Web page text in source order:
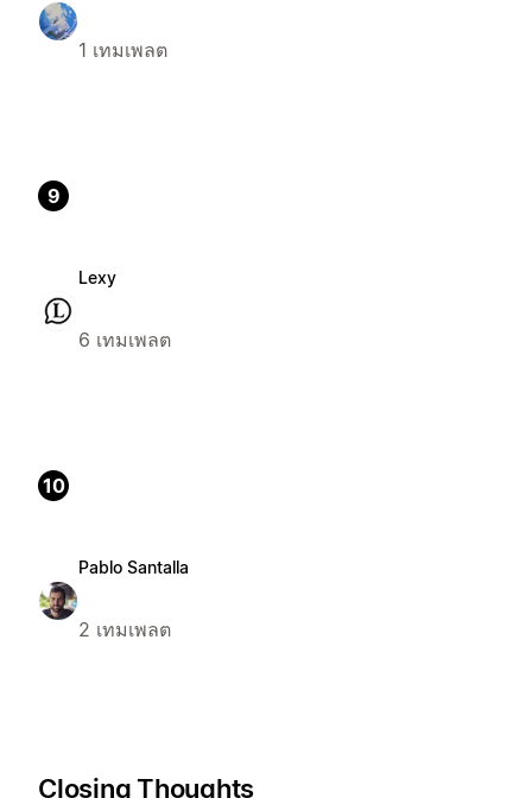
1 เทมเพลต
9
Lexy
6 เทมเพลต
10
Pablo Santalla
2 เทมเพลต
Closing Thoughts